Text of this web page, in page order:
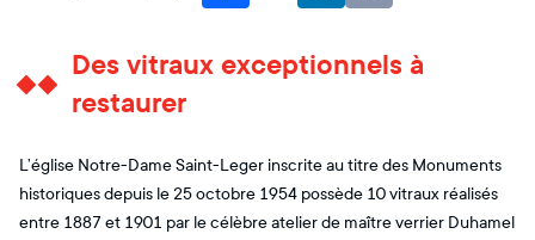
Des vitraux exceptionnels à
restaurer
L’église Notre-Dame Saint-Leger inscrite au titre des Monuments
historiques depuis le 25 octobre 1954 possède 10 vitraux réalisés
entre 1887 et 1901 par le célèbre atelier de maître verrier Duhamel